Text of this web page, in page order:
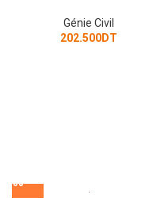
Génie Civil
202.500DT